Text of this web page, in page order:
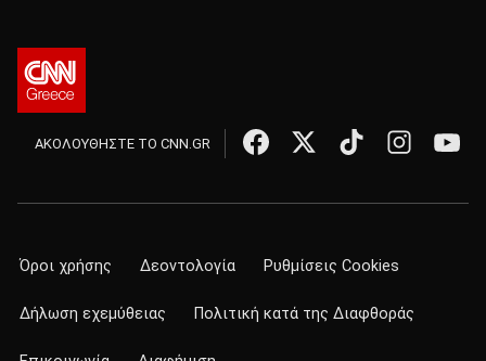
ΑΚΟΛΟΥΘΗΣΤΕ ΤΟ CNN.GR
Όροι χρήσης Δεοντολογία Ρυθμίσεις Cookies
Δήλωση εχεμύθειας Πολιτική κατά της Διαφθοράς